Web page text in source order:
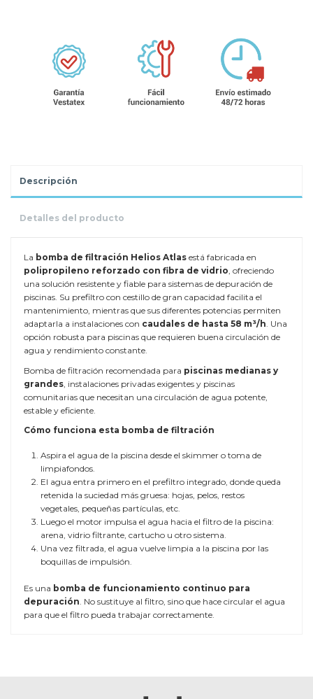
Descripción
Detalles del producto
La bomba de filtración Helios Atlas está fabricada en
polipropileno reforzado con fibra de vidrio, ofreciendo
una solución resistente y fiable para sistemas de depuración de
piscinas. Su prefiltro con cestillo de gran capacidad facilita el
mantenimiento, mientras que sus diferentes potencias permiten
adaptarla a instalaciones con caudales de hasta 58 m³/h. Una
opción robusta para piscinas que requieren buena circulación de
agua y rendimiento constante.
Bomba de filtración recomendada para piscinas medianas y
grandes , instalaciones privadas exigentes y piscinas
comunitarias que necesitan una circulación de agua potente,
estable y eficiente.
Cómo funciona esta bomba de filtración
Aspira el agua de la piscina desde el skimmer o toma de
limpiafondos.
El agua entra primero en el prefiltro integrado, donde queda
retenida la suciedad más gruesa: hojas, pelos, restos
vegetales, pequeñas partículas, etc.
Luego el motor impulsa el agua hacia el filtro de la piscina:
arena, vidrio filtrante, cartucho u otro sistema.
Una vez filtrada, el agua vuelve limpia a la piscina por las
boquillas de impulsión.
Es una bomba de funcionamiento continuo para
depuración. No sustituye al filtro, sino que hace circular el agua
para que el filtro pueda trabajar correctamente.
TIPO DE BOMBA FILTRACIÓN Bomba de filtración para piscina